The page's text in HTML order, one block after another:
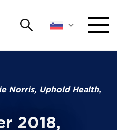
Išči
Norris, Uphold Health,
2018,